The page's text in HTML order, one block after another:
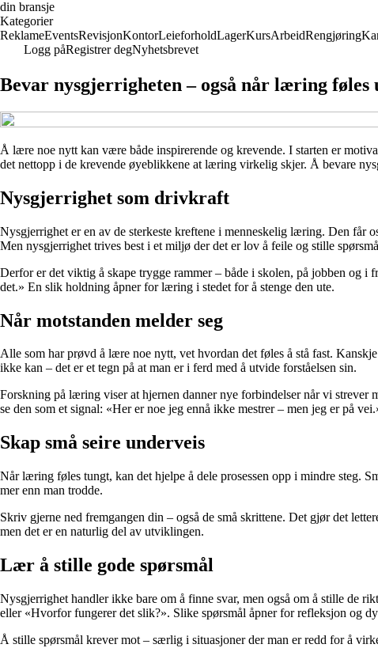
din bransje
Kategorier
ReklameEventsRevisjonKontorLeieforholdLagerKursArbeidRengjøring
Logg påRegistrer degNyhetsbrevet
Bevar nysgjerrigheten – også når læring føles
Å lære noe nytt kan være både inspirerende og krevende. I starten er
det nettopp i de krevende øyeblikkene at læring virkelig skjer. Å bevare
Nysgjerrighet som drivkraft
Nysgjerrighet er en av de sterkeste kreftene i menneskelig læring. Den får
Men nysgjerrighet trives best i et miljø der det er lov å feile og stille
Derfor er det viktig å skape trygge rammer – både i skolen, på jobben og
det.» En slik holdning åpner for læring i stedet for å stenge den ute.
Når motstanden melder seg
Alle som har prøvd å lære noe nytt, vet hvordan det føles å stå fast.
ikke kan – det er et tegn på at man er i ferd med å utvide forståelsen sin.
Forskning på læring viser at hjernen danner nye forbindelser når vi strever
se den som et signal: «Her er noe jeg ennå ikke mestrer – men jeg er på
Skap små seire underveis
Når læring føles tungt, kan det hjelpe å dele prosessen opp i mindre steg.
mer enn man trodde.
Skriv gjerne ned fremgangen din – også de små skrittene. Det gjør det
men det er en naturlig del av utviklingen.
Lær å stille gode spørsmål
Nysgjerrighet handler ikke bare om å finne svar, men også om å stille de
eller «Hvorfor fungerer det slik?». Slike spørsmål åpner for refleksjon og
Å stille spørsmål krever mot – særlig i situasjoner der man er redd for å